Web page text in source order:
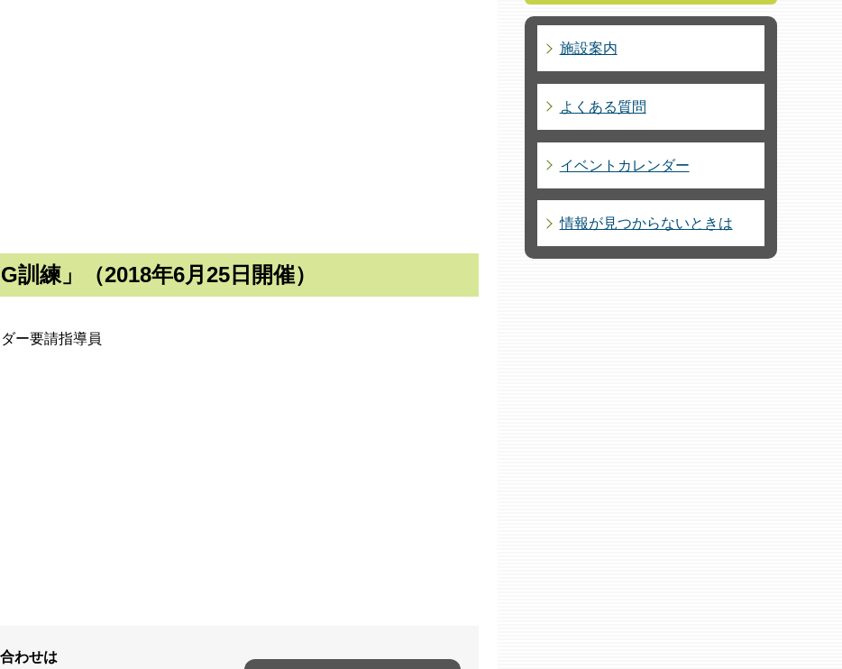
訓練」（2018年6月25日開催）
ー要請指導員
わせは
施設案内
よくある質問
イベントカレンダー
情報が見つからないときは